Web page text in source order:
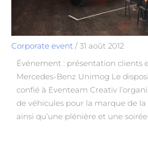
Corporate event /31 août 2012
Événement : présentation clients
Mercedes-Benz Unimog Le
confié à Eventeam Creativ
de véhicules pour la marque de
ainsi qu’une plénière et une